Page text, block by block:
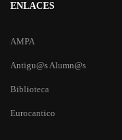
ENLACES
AMPA
Antigu@s Alumn@s
Biblioteca
Eurocantico